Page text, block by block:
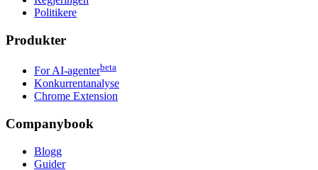
Politikere
Produkter
For AI-agenterbeta
Konkurrentanalyse
Chrome Extension
Companybook
Blogg
Guider